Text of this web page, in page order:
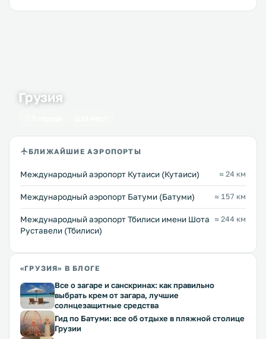
Грузия
БЛИЖАЙШИЕ АЭРОПОРТЫ
Международный аэропорт Кутаиси (Кутаиси) ≈ 24 км
Международный аэропорт Батуми (Батуми) ≈ 157 км
Международный аэропорт Тбилиси имени Шота
Руставели (Тбилиси)
≈ 244 км
«ГРУЗИЯ» В БЛОГЕ
Все о загаре и санскринах: как правильно
выбрать крем от загара, лучшие
солнцезащитные средства
Гид по Батуми: все об отдыхе в пляжной столице
Грузии